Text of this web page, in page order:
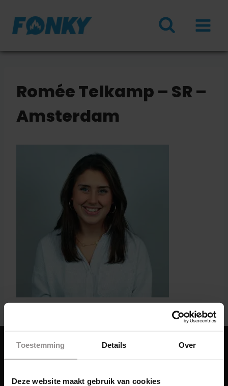
Toestemming Details Over
Deze website maakt gebruik van cookies
naar
inhoud
Romée Telkamp – SR –
Amsterdam